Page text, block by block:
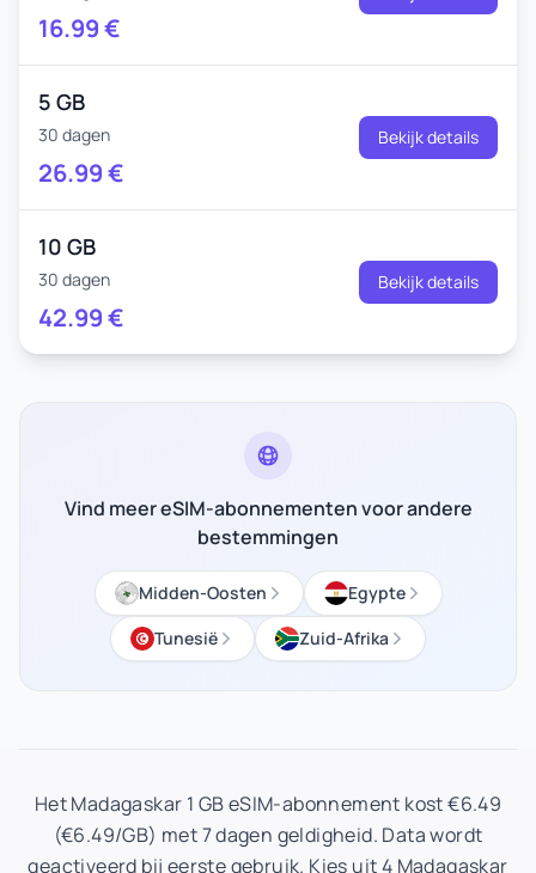
16.99€
5 GB
30 dagen
26.99€
Bekijk details
10 GB
30 dagen
42.99€
Bekijk details
Vind meer eSIM-abonnementen voor andere
bestemmingen
Midden-Oosten
Egypte
Tunesië
Zuid-Afrika
Het Madagaskar 1 GB eSIM-abonnement kost €6.49
(€6.49/GB) met 7 dagen geldigheid. Data wordt
geactiveerd bij eerste gebruik. Kies uit 4 Madagaskar